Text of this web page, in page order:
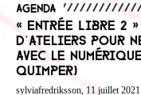
Agenda
« Entrée Libre 2
d’ateliers pour
avec le
Quimper)
sylviafredriksson, 11 juillet 2021.